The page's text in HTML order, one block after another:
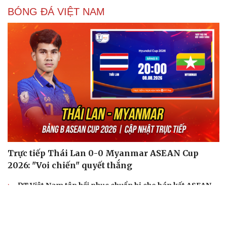
BÓNG ĐÁ VIỆT NAM
Trực tiếp Thái Lan 0-0 Myanmar ASEAN Cup
2026: "Voi chiến" quyết thắng
ĐT Việt Nam tập hồi phục chuẩn bị cho bán kết ASEAN